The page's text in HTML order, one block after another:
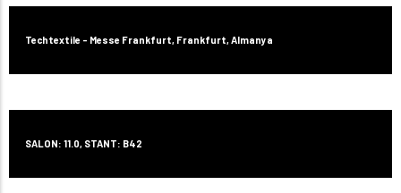
Techtextile - Messe Frankfurt, Frankfurt, Almanya
SALON: 11.0, STANT: B42